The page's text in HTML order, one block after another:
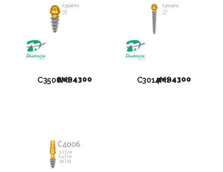
C3506MS
ден4300 C3014MS
ден4300